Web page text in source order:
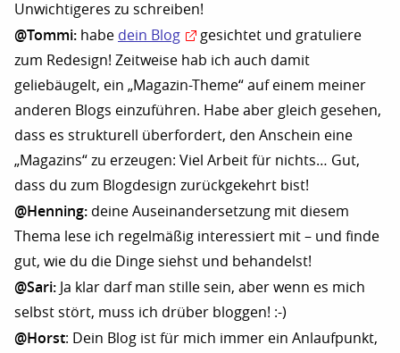
Unwichtigeres zu schreiben!
@Tommi: habe dein Blog
gesichtet und gratuliere
zum Redesign! Zeitweise hab ich auch damit
geliebäugelt, ein „Magazin-Theme“ auf einem meiner
anderen Blogs einzuführen. Habe aber gleich gesehen,
dass es strukturell überfordert, den Anschein eine
„Magazins“ zu erzeugen: Viel Arbeit für nichts… Gut,
dass du zum Blogdesign zurückgekehrt bist!
@Henning: deine Auseinandersetzung mit diesem
Thema lese ich regelmäßig interessiert mit – und finde
gut, wie du die Dinge siehst und behandelst!
@Sari: Ja klar darf man stille sein, aber wenn es mich
selbst stört, muss ich drüber bloggen! :-)
@Horst: Dein Blog ist für mich immer ein Anlaufpunkt,